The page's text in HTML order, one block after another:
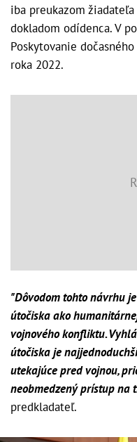
iba preukazom
dokladom odídenca. V
Poskytovanie
roka 2022.
"Dôvodom tohto návrhu
útočiska ako
vojnového konfliktu.
útočiska je
utekajúce pred vojnou,
neobmedzený prístup na
predkladateľ.